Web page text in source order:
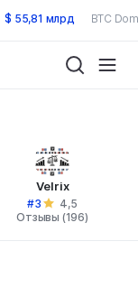
$ 55,81 млрд BTC
Velrix
#3
4,5
Отзывы (196)